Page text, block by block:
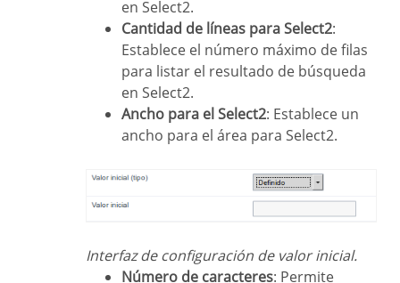
en Select2.
Cantidad de líneas para Select2:
Establece el número máximo de filas
para listar el resultado de búsqueda
en Select2.
Ancho para el Select2: Establece un
ancho para el área para Select2.
Interfaz de configuración de valor inicial.
Número de caracteres: Permite